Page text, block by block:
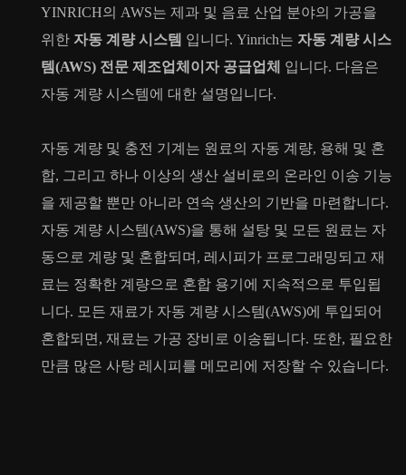
YINRICH의 AWS는 제과 및 음료 산업 분야의 가공을
위한 자동 계량 시스템 입니다. Yinrich는 자동 계량 시스
템(AWS) 전문 제조업체이자 공급업체 입니다. 다음은
자동 계량 시스템에 대한 설명입니다.
자동 계량 및 충전 기계는 원료의 자동 계량, 용해 및 혼
합, 그리고 하나 이상의 생산 설비로의 온라인 이송 기능
을 제공할 뿐만 아니라 연속 생산의 기반을 마련합니다.
자동 계량 시스템(AWS)을 통해 설탕 및 모든 원료는 자
동으로 계량 및 혼합되며, 레시피가 프로그래밍되고 재
료는 정확한 계량으로 혼합 용기에 지속적으로 투입됩
니다. 모든 재료가 자동 계량 시스템(AWS)에 투입되어
혼합되면, 재료는 가공 장비로 이송됩니다. 또한, 필요한
만큼 많은 사탕 레시피를 메모리에 저장할 수 있습니다.